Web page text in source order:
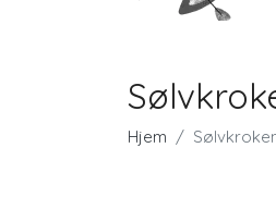
Hjem